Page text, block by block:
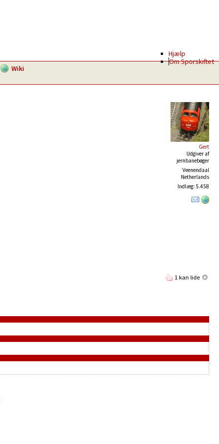
Hjælp
Om Sporskiftet
Wiki
Gert
Udgiver af
jernbanebøger
Veenendaal
Netherlands
Indlæg: 5.458
1 kan lide